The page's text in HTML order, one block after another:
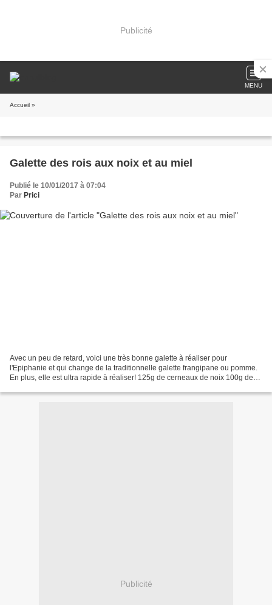
Publicité
MENU
Accueil »
Galette des rois aux noix et au miel
Publié le 10/01/2017 à 07:04
Par Prici
Avec un peu de retard, voici une très bonne galette à réaliser pour
l'Epiphanie et qui change de la traditionnelle galette frangipane ou pomme.
En plus, elle est ultra rapide à réaliser! 125g de cerneaux de noix 100g de
Publicité